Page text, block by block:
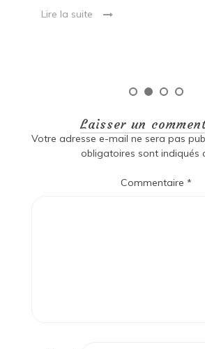
Lire la suite
Laisser un
Votre adresse e-mail ne sera pas
obligatoires sont indiqués
Commentaire *